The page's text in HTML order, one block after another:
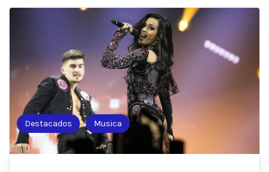
Destacados Musica